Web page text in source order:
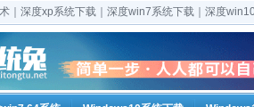
｜深度xp系统下载｜深度win7系统下载｜深度